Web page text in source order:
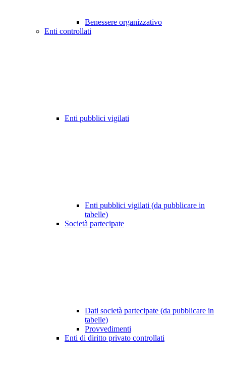
Benessere organizzativo
Enti controllati
Enti pubblici vigilati
Enti pubblici vigilati (da pubblicare in
tabelle)
Società partecipate
Dati società partecipate (da pubblicare in
tabelle)
Provvedimenti
Enti di diritto privato controllati